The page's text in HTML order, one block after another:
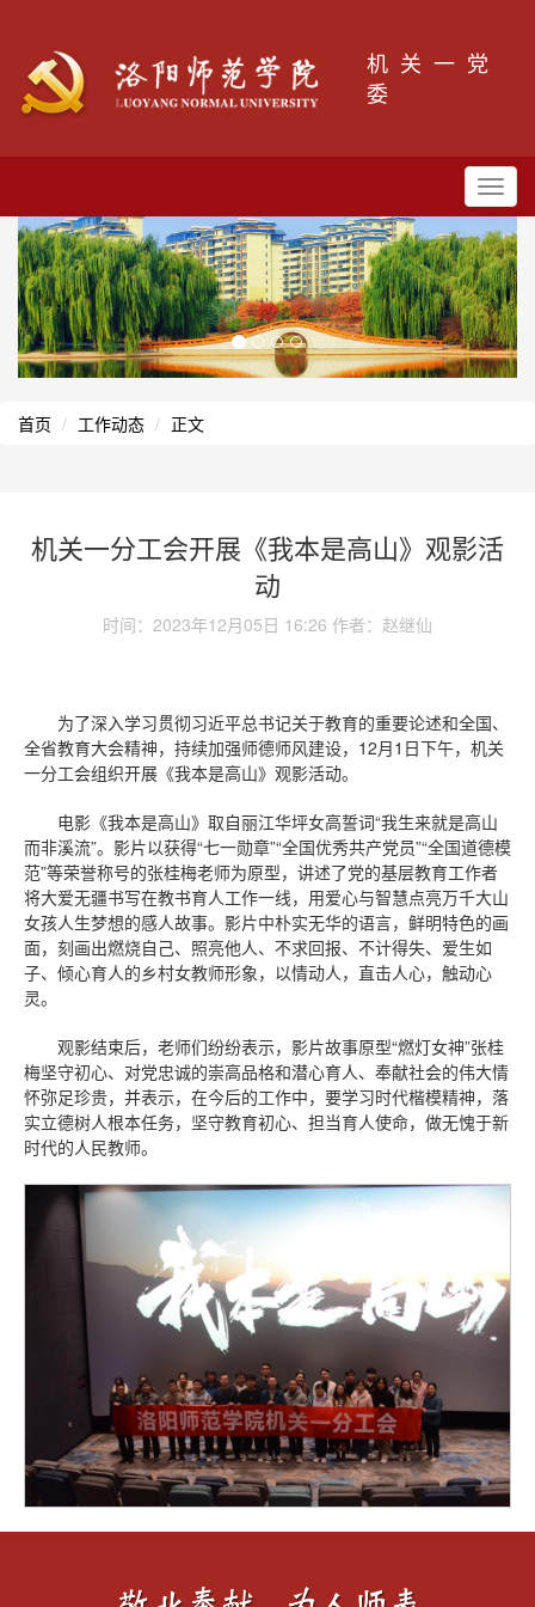
机关一党
委
首页 工作动态 正文
机关一分工会开展《我本是高山》观影活
动
时间：2023年12月05日 16:26 作者：赵继仙
为了深入学习贯彻习近平总书记关于教育的重要论述和全国、
全省教育大会精神，持续加强师德师风建设，12月1日下午，机关
一分工会组织开展《我本是高山》观影活动。
电影《我本是高山》取自丽江华坪女高誓词“我生来就是高山
而非溪流”。影片以获得“七一勋章”“全国优秀共产党员”“全国道德模
范”等荣誉称号的张桂梅老师为原型，讲述了党的基层教育工作者
将大爱无疆书写在教书育人工作一线，用爱心与智慧点亮万千大山
女孩人生梦想的感人故事。影片中朴实无华的语言，鲜明特色的画
面，刻画出燃烧自己、照亮他人、不求回报、不计得失、爱生如
子、倾心育人的乡村女教师形象，以情动人，直击人心，触动心
灵。
观影结束后，老师们纷纷表示，影片故事原型“燃灯女神”张桂
梅坚守初心、对党忠诚的崇高品格和潜心育人、奉献社会的伟大情
怀弥足珍贵，并表示，在今后的工作中，要学习时代楷模精神，落
实立德树人根本任务，坚守教育初心、担当育人使命，做无愧于新
时代的人民教师。